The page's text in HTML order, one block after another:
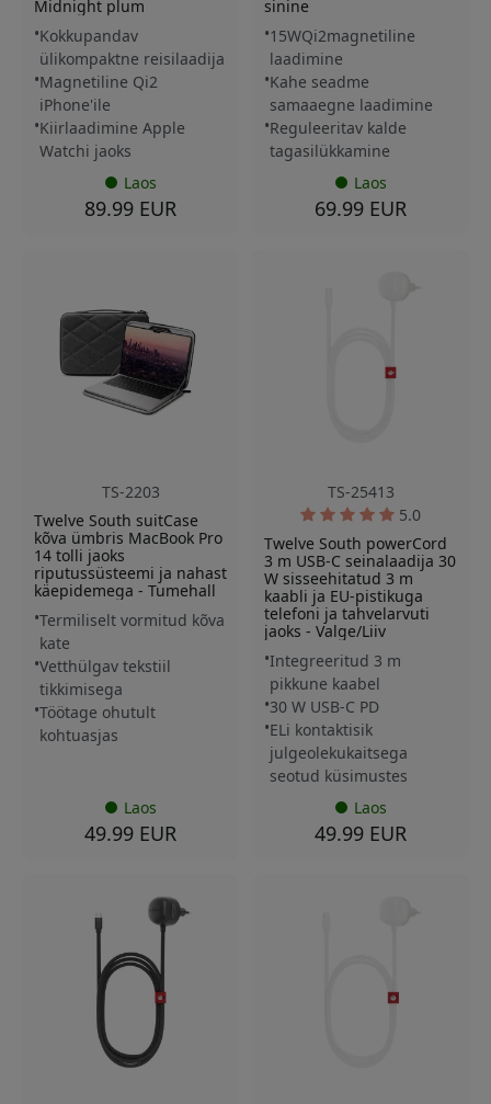
Midnight plum
Kokkupandav
ülikompaktne reisilaadija
Magnetiline Qi2
iPhone'ile
Kiirlaadimine Apple
Watchi jaoks
Laos
89.99 EUR
sinine
15WQi2magnetiline
laadimine
Kahe seadme
samaaegne laadimine
Reguleeritav kalde
tagasilükkamine
Laos
69.99 EUR
TS-2203
Twelve South suitCase
kõva ümbris MacBook Pro
14 tolli jaoks
riputussüsteemi ja nahast
käepidemega - Tumehall
Termiliselt vormitud kõva
kate
Vetthülgav tekstiil
tikkimisega
Töötage ohutult
kohtuasjas
Laos
49.99 EUR
TS-25413
5.0
Twelve South powerCord
3 m USB-C seinalaadija 30
W sisseehitatud 3 m
kaabli ja EU-pistikuga
telefoni ja tahvelarvuti
jaoks - Valge/Liiv
Integreeritud 3 m
pikkune kaabel
30 W USB-C PD
ELi kontaktisik
julgeolekukaitsega
seotud küsimustes
Laos
49.99 EUR